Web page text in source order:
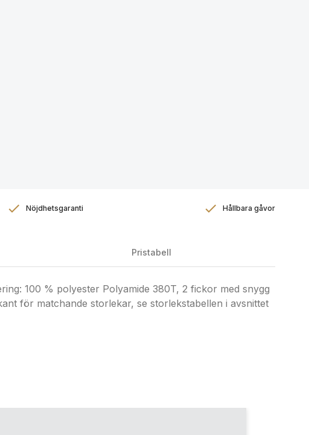
Nöjdhetsgaranti Hållbara gåvor
Pristabell
100 % polyester Polyamide 380T, 2 fickor med snygg
för matchande storlekar, se storlekstabellen i avsnittet